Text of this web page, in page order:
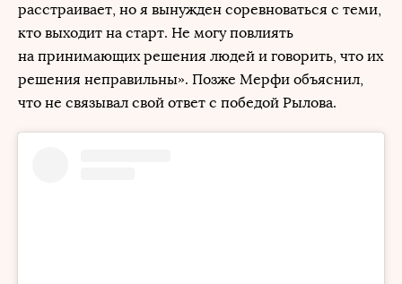
расстраивает, но я вынужден соревноваться с теми,
кто выходит на старт. Не могу повлиять
на принимающих решения людей и говорить, что их
решения неправильны». Позже Мерфи объяснил,
что не связывал свой ответ с победой Рылова.